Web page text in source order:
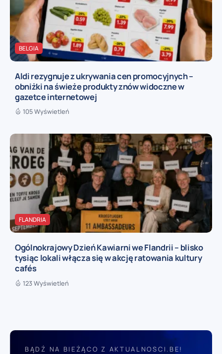
BELGIA
Aldi rezygnuje z ukrywania cen promocyjnych –
obniżki na świeże produkty znów widoczne w
gazetce internetowej
105 Wyświetleń
FLANDRIA
Ogólnokrajowy Dzień Kawiarni we Flandrii – blisko
tysiąc lokali włącza się w akcję ratowania kultury
cafés
123 Wyświetleń
BĄDŹ NA BIEŻĄCO Z AKTUALNOSCI.BE!